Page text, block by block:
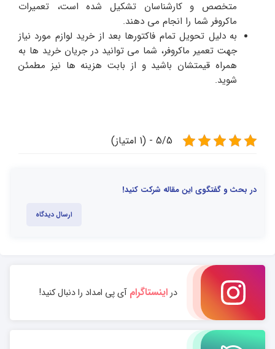
متخصص و کارشناسان تشکیل شده است، تعمیرات
ماکروفر شما را انجام می دهند.
به دلیل تحویل تمام فاکتورها بعد از خرید لوازم مورد نیاز
جهت تعمیر ماکروفر، شما می توانید در جریان خرید ها به
همراه قیمتشان باشید و از بابت هزینه ها نیز مطمئن
شوید.
5/5 - (1 امتیاز)
در بحث و گفتگوی این مقاله شرکت کنید!
ارسال دیدگاه
دراینستاگرامآی پی امداد را دنبال کنید!